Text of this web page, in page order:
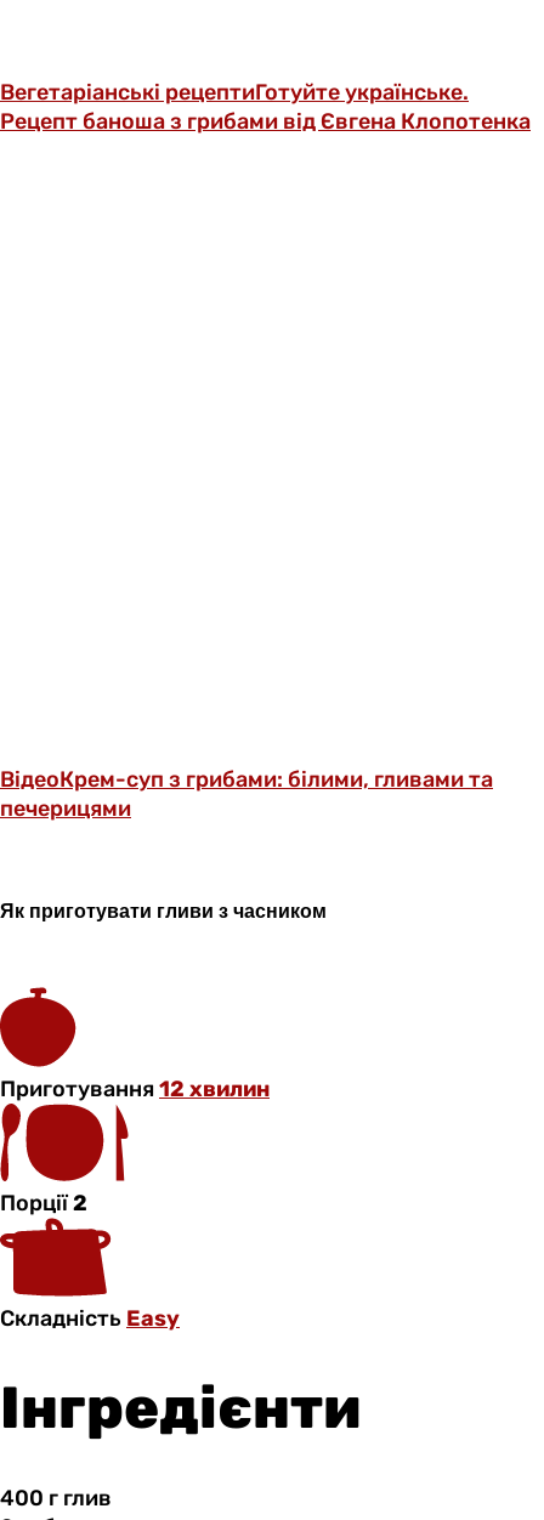
Вегетаріанські рецептиГотуйте українське.
Рецепт баноша з грибами від Євгена Клопотенка
ВідеоКрем-суп з грибами: білими, гливами та
печерицями
Як приготувати гливи з часником
Приготування12 хвилин
Порції2
Складність Easy
Інгредієнти
400 г глив